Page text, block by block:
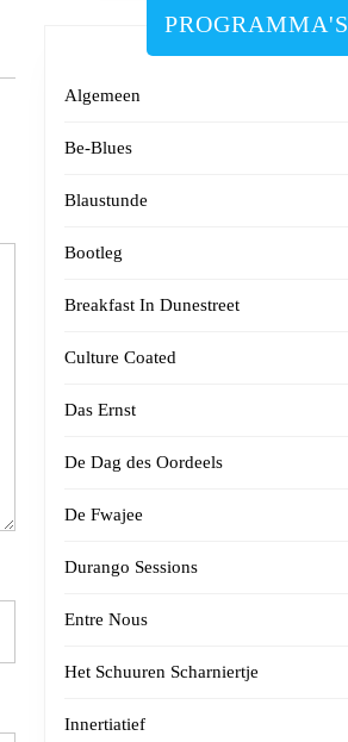
PROGRAMMA'S
Algemeen
Be-Blues
Blaustunde
Bootleg
Breakfast In Dunestreet
Culture Coated
Das Ernst
De Dag des Oordeels
De Fwajee
Durango Sessions
Entre Nous
Het Schuuren Scharniertje
Innertiatief